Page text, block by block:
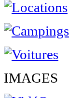
IMAGES